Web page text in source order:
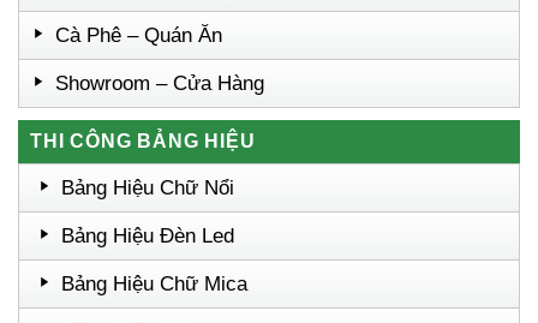
Cà Phê – Quán Ăn
Showroom – Cửa Hàng
THI CÔNG BẢNG HIỆU
Bảng Hiệu Chữ Nổi
Bảng Hiệu Đèn Led
Bảng Hiệu Chữ Mica